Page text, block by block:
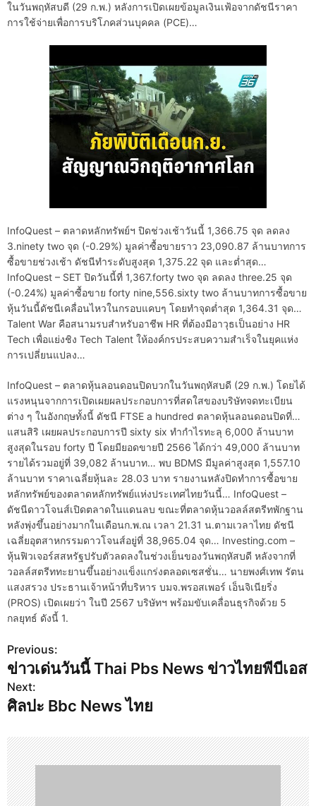
ในวันพฤหัสบดี (29 ก.พ.) หลังการเปิดเผยข้อมูลเงินเฟ้อจากดัชนีราคา
การใช้จ่ายเพื่อการบริโภคส่วนบุคคล (PCE)…
InfoQuest – ตลาดหลักทรัพย์ฯ ปิดช่วงเช้าวันนี้ 1,366.75 จุด ลดลง
3.ninety two จุด (-0.29%) มูลค่าซื้อขายราว 23,090.87 ล้านบาทการ
ซื้อขายช่วงเช้า ดัชนีทำระดับสูงสุด 1,375.22 จุด และต่ำสุด…
InfoQuest – SET ปิดวันนี้ที่ 1,367.forty two จุด ลดลง three.25 จุด
(-0.24%) มูลค่าซื้อขาย forty nine,556.sixty two ล้านบาทการซื้อขาย
หุ้นวันนี้ดัชนีเคลื่อนไหวในกรอบแคบๆ โดยทำจุดต่ำสุด 1,364.31 จุด…
Talent War คือสนามรบสำหรับอาชีพ HR ที่ต้องมีอาวุธเป็นอย่าง HR
Tech เพื่อแย่งชิง Tech Talent ให้องค์กรประสบความสำเร็จในยุคแห่ง
การเปลี่ยนแปลง…
InfoQuest – ตลาดหุ้นลอนดอนปิดบวกในวันพฤหัสบดี (29 ก.พ.) โดยได้
แรงหนุนจากการเปิดเผยผลประกอบการที่สดใสของบริษัทจดทะเบียน
ต่าง ๆ ในอังกฤษทั้งนี้ ดัชนี FTSE a hundred ตลาดหุ้นลอนดอนปิดที่…
แสนสิริ เผยผลประกอบการปี sixty six ทำกำไรทะลุ 6,000 ล้านบาท
สูงสุดในรอบ forty ปี โดยมียอดขายปี 2566 ได้กว่า 49,000 ล้านบาท
รายได้รวมอยู่ที่ 39,082 ล้านบาท… พบ BDMS มีมูลค่าสูงสุด 1,557.10
ล้านบาท ราคาเฉลี่ยหุ้นละ 28.03 บาท รายงานหลังปิดทำการซื้อขาย
หลักทรัพย์ของตลาดหลักทรัพย์แห่งประเทศไทยวันนี้… InfoQuest –
ดัชนีดาวโจนส์เปิดตลาดในแดนลบ ขณะที่ตลาดหุ้นวอลล์สตรีทพักฐาน
หลังพุ่งขึ้นอย่างมากในเดือนก.พ.ณ เวลา 21.31 น.ตามเวลาไทย ดัชนี
เฉลี่ยอุตสาหกรรมดาวโจนส์อยู่ที่ 38,965.04 จุด… Investing.com –
หุ้นฟิวเจอร์สสหรัฐปรับตัวลดลงในช่วงเย็นของวันพฤหัสบดี หลังจากที่
วอลล์สตรีททะยานขึ้นอย่างแข็งแกร่งตลอดเซสชั่น… นายพงศ์เทพ รัตน
แสงสรวง ประธานเจ้าหน้าที่บริหาร บมจ.พรอสเพอร์ เอ็นจิเนียริ่ง
(PROS) เปิดเผยว่า ในปี 2567 บริษัทฯ พร้อมขับเคลื่อนธุรกิจด้วย 5
กลยุทธ์ ดังนี้ 1.
P
o
s
t
n
a
Previous:
ข่าวเด่นวันนี้ Thai Pbs News ข่าวไทยพีบีเอส
Next:
ศิลปะ Bbc News ไทย